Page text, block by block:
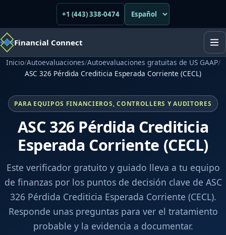
+1 (443) 338-0474
Financial Connect
Inicio/Autoevaluaciones/Autoevaluaciones gratuitas de US GAAP/
ASC 326 Pérdida Crediticia Esperada Corriente (CECL)
PARA EQUIPOS FINANCIEROS, CONTROLLERS Y AUDITORES
ASC 326 Pérdida Crediticia
Esperada Corriente (CECL)
Este verificador gratuito y guiado lleva a tu equipo
de finanzas por los puntos de decisión clave de ASC
326 Pérdida Crediticia Esperada Corriente (CECL).
Responde unas preguntas para ver el tratamiento
probable y la evidencia a documentar.